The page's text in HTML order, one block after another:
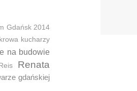
Gdańsk 2014
krowa kucharzy
na budowie
Reis
Renata
gdańskiej